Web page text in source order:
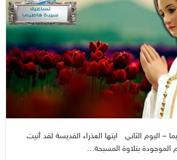
– اليوم الثاني ايتها العذراء القديسة لقد أتيت
الموجودة بتلاوة المسبحة…